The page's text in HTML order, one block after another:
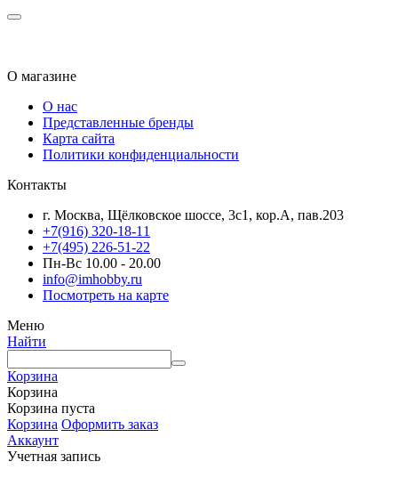
О магазине
О нас
Представленные бренды
Карта сайта
Политики конфиденциальности
Контакты
г. Москва, Щёлковское шоссе, 3с1, кор.А, пав.203
+7(916) 320-18-11
+7(495) 226-51-22
Пн-Вс 10.00 - 20.00
info@imhobby.ru
Посмотреть на карте
Меню
Найти
Корзина
Корзина
Корзина пуста
Корзина Оформить заказ
Аккаунт
Учетная запись